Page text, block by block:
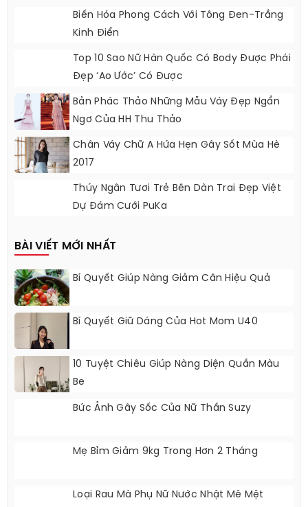
Biến Hóa Phong Cách Với Tông Đen-Trắng
Kinh Điển
Top 10 Sao Nữ Hàn Quốc Có Body Được Phái
Đẹp ‘ao Ước’ Có Được
Bản Phác Thảo Những Mẫu Váy Đẹp Ngẩn
Ngơ Của HH Thu Thảo
Chân Váy Chữ A Hứa Hẹn Gây Sốt Mùa Hè
2017
Thúy Ngân Tươi Trẻ Bên Dàn Trai Đẹp Việt
Dự Đám Cưới PuKa
BÀI VIẾT MỚI NHẤT
Bí Quyết Giúp Nàng Giảm Cân Hiệu Quả
Bí Quyết Giữ Dáng Của Hot Mom U40
10 Tuyệt Chiêu Giúp Nàng Diện Quần Màu
Be
Bức Ảnh Gây Sốc Của Nữ Thần Suzy
Mẹ Bỉm Giảm 9kg Trong Hơn 2 Tháng
Loại Rau Mà Phụ Nữ Nước Nhật Mê Mệt